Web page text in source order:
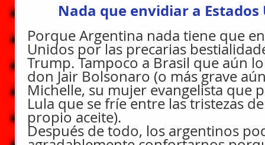
Nada que envidiar a
Porque Argentina nada tiene que
Unidos por las precarias
Trump. Tampoco a Brasil que aún
don Jair Bolsonaro (o más grave
Michelle, su mujer evangelista que
Lula que se fríe entre las tristezas
propio aceite).
Después de todo, los argentinos